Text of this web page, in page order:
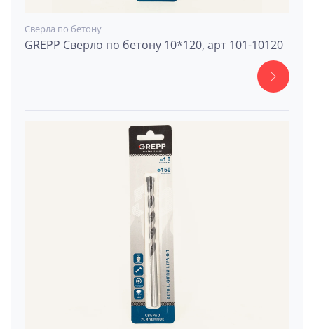
Сверла по бетону
GREPP Сверло по бетону 10*120, арт 101-10120